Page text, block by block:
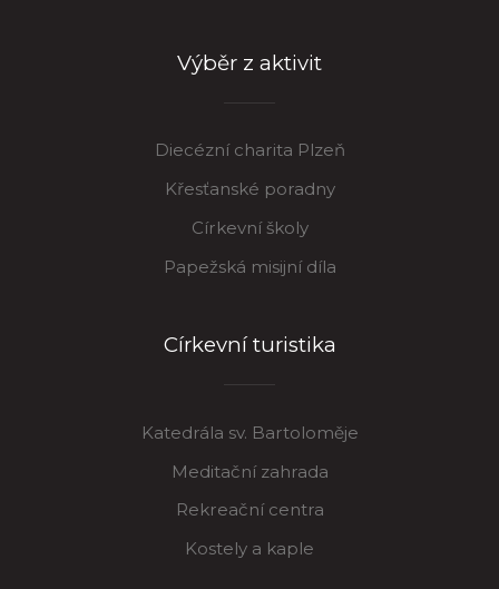
Výběr z aktivit
Diecézní charita Plzeň
Křesťanské poradny
Církevní školy
Papežská misijní díla
Církevní turistika
Katedrála sv. Bartoloměje
Meditační zahrada
Rekreační centra
Kostely a kaple